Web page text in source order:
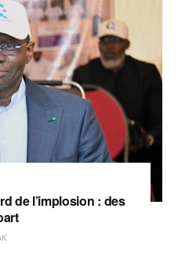
de l’implosion : des